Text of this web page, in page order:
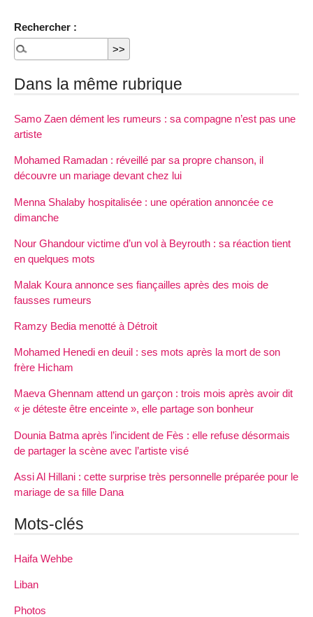
Rechercher :
Dans la même rubrique
Samo Zaen dément les rumeurs : sa compagne n’est pas une
artiste
Mohamed Ramadan : réveillé par sa propre chanson, il
découvre un mariage devant chez lui
Menna Shalaby hospitalisée : une opération annoncée ce
dimanche
Nour Ghandour victime d’un vol à Beyrouth : sa réaction tient
en quelques mots
Malak Koura annonce ses fiançailles après des mois de
fausses rumeurs
Ramzy Bedia menotté à Détroit
Mohamed Henedi en deuil : ses mots après la mort de son
frère Hicham
Maeva Ghennam attend un garçon : trois mois après avoir dit
« je déteste être enceinte », elle partage son bonheur
Dounia Batma après l’incident de Fès : elle refuse désormais
de partager la scène avec l’artiste visé
Assi Al Hillani : cette surprise très personnelle préparée pour le
mariage de sa fille Dana
Mots-clés
Haifa Wehbe
Liban
Photos